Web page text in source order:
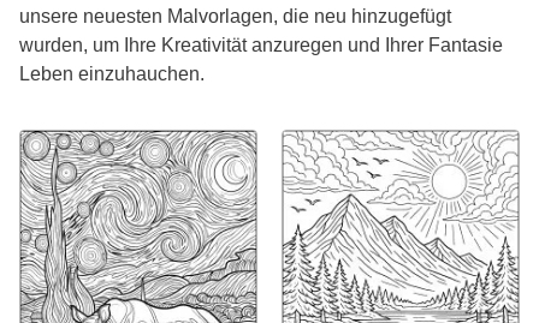
unsere neuesten Malvorlagen, die neu hinzugefügt
wurden, um Ihre Kreativität anzuregen und Ihrer Fantasie
Leben einzuhauchen.